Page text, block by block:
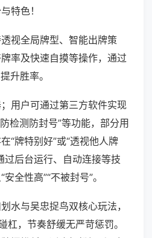
特色！
视全局牌型、智能出牌策
率及快速自摸等操作，通过
升胜率。
用户可通过第三方软件实现
检测防封号”等功能，部分用
“牌特别好”或“透视他人牌
过后台运行、自动连接等技
全性高”“不被封号”。
水与吴忠捉鸟双核心玩法，
杠，节奏舒缓无严苛惩罚。